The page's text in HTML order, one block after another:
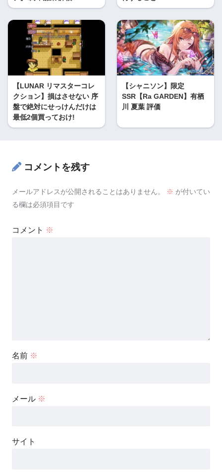
【LUNAR リマスターコレ
クション】損はさせない 序
盤で絶対にせっけんだけは
最低2個買っておけ!
【シャニソン】限定
SSR【Ra GARDEN】有栖
川 夏葉 評価
コメントを残す
メールアドレスが公開されることはありません。 ※ が付いてい
る欄は必須項目です
コメント ※
名前 ※
メール ※
サイト